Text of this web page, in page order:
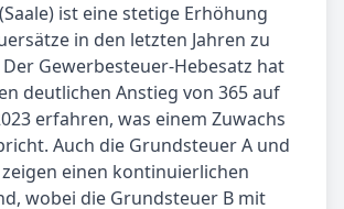
ist eine stetige Erhöhung
in den letzten Jahren zu
Gewerbesteuer-Hebesatz hat
deutlichen Anstieg von 365 auf
erfahren, was einem Zuwachs
Auch die Grundsteuer A und
zeigen einen kontinuierlichen
wobei die Grundsteuer B mit